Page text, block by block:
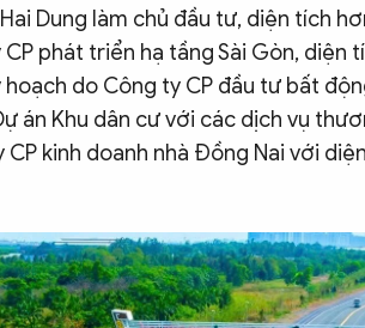
Dung làm chủ đầu tư, diện tích
phát triển hạ tầng Sài Gòn, diện
do Công ty CP đầu tư bất
án Khu dân cư với các dịch vụ
kinh doanh nhà Đồng Nai với